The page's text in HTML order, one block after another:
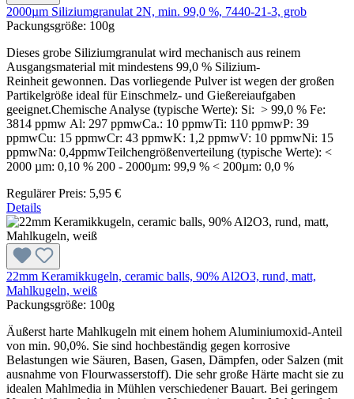
2000µm Siliziumgranulat 2N, min. 99,0 %, 7440-21-3, grob
Packungsgröße: 100g
Dieses grobe Siliziumgranulat wird mechanisch aus reinem
Ausgangsmaterial mit mindestens 99,0 % Silizium-
Reinheit gewonnen. Das vorliegende Pulver ist wegen der großen
Partikelgröße ideal für Einschmelz- und Gießereiaufgaben
geeignet.Chemische Analyse (typische Werte): Si: > 99,0 % Fe:
3814 ppmw Al: 297 ppmwCa.: 10 ppmwTi: 110 ppmwP: 39
ppmwCu: 15 ppmwCr: 43 ppmwK: 1,2 ppmwV: 10 ppmwNi: 15
ppmwNa: 0,4ppmwTeilchengrößenverteilung (typische Werte): <
2000 µm: 0,10 % 200 - 2000µm: 99,9 % < 200µm: 0,0 %
Regulärer Preis: 5,95 €
Details
22mm Keramikkugeln, ceramic balls, 90% Al2O3, rund, matt,
Mahlkugeln, weiß
Packungsgröße: 100g
Äußerst harte Mahlkugeln mit einem hohem Aluminiumoxid-Anteil
von min. 90,0%. Sie sind hochbeständig gegen korrosive
Belastungen wie Säuren, Basen, Gasen, Dämpfen, oder Salzen (mit
ausnahme von Flourwasserstoff). Die sehr große Härte macht sie zu
idealen Mahlmedia in Mühlen verschiedener Bauart. Bei geringem